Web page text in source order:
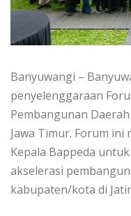
Banyuwangi –
penyelenggaraan
Pembangunan
Jawa Timur. Forum
Kepala Bappeda
akselerasi
kabupaten/kota di